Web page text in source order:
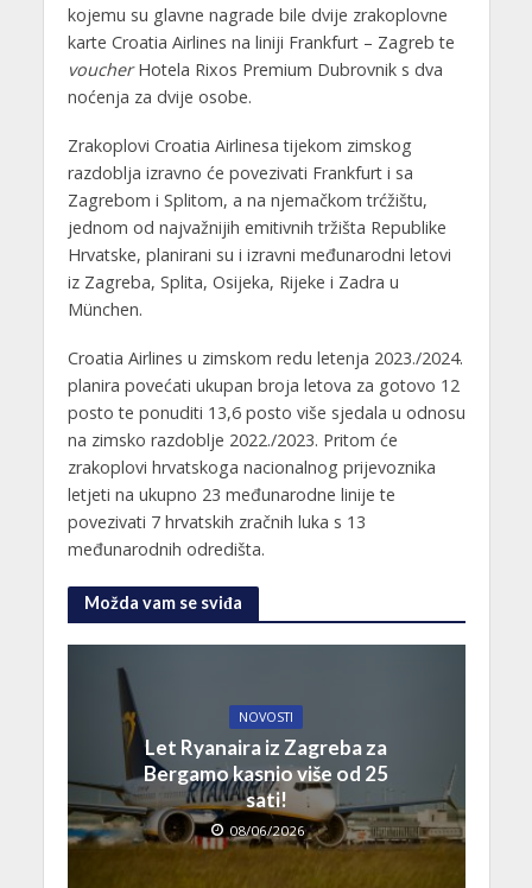
kojemu su glavne nagrade bile dvije zrakoplovne
karte Croatia Airlines na liniji Frankfurt – Zagreb te
voucherHotela Rixos Premium Dubrovnik s dva
noćenja za dvije osobe.
Zrakoplovi Croatia Airlinesa tijekom zimskog
razdoblja izravno će povezivati Frankfurt i sa
Zagrebom i Splitom, a na njemačkom trćžištu,
jednom od najvažnijih emitivnih tržišta Republike
Hrvatske, planirani su i izravni međunarodni letovi
iz Zagreba, Splita, Osijeka, Rijeke i Zadra u
München.
Croatia Airlines u zimskom redu letenja 2023./2024.
planira povećati ukupan broja letova za gotovo 12
posto te ponuditi 13,6 posto više sjedala u odnosu
na zimsko razdoblje 2022./2023. Pritom će
zrakoplovi hrvatskoga nacionalnog prijevoznika
letjeti na ukupno 23 međunarodne linije te
povezivati 7 hrvatskih zračnih luka s 13
međunarodnih odredišta.
Možda vam se sviđa
NOVOSTI
Let Ryanaira iz Zagreba za
Bergamo kasnio više od 25
sati!
08/06/2026